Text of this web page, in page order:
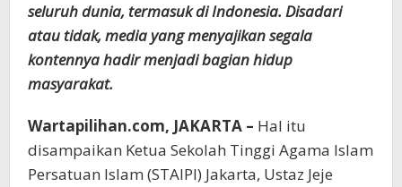
seluruh dunia, termasuk di Indonesia. Disadari
atau tidak, media yang menyajikan segala
kontennya hadir menjadi bagian hidup
masyarakat.
Wartapilihan.com, JAKARTA – Hal itu
disampaikan Ketua Sekolah Tinggi Agama Islam
Persatuan Islam (STAIPI) Jakarta, Ustaz Jeje